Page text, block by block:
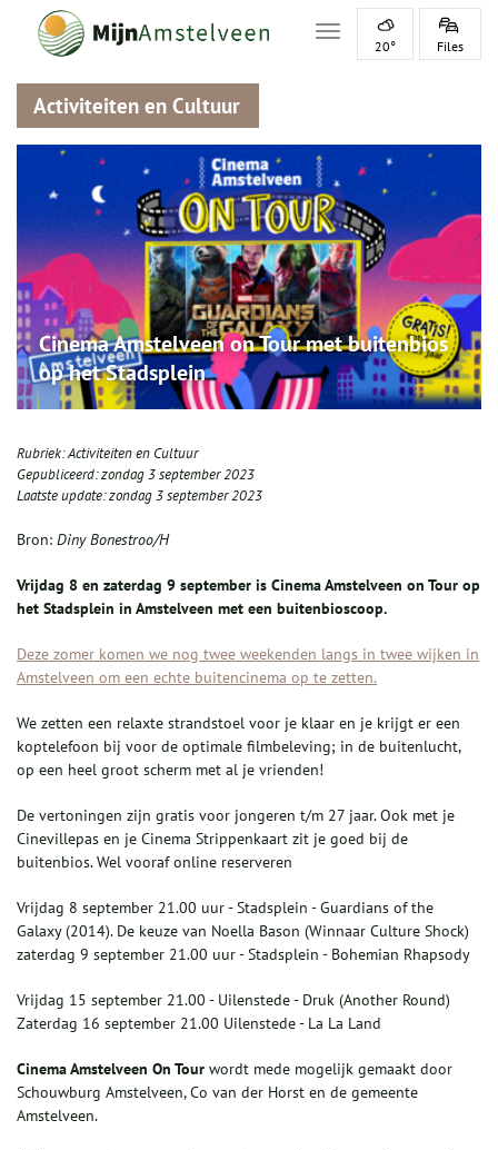
Toggle navigation
20° Files
Activiteiten en Cultuur
Cinema Amstelveen on Tour met buitenbios
op het Stadsplein
Rubriek:Activiteiten en Cultuur
Gepubliceerd:zondag 3 september 2023
Laatste update:zondag 3 september 2023
Bron: Diny Bonestroo/H
Vrijdag 8 en zaterdag 9 september is Cinema Amstelveen on Tour op
het Stadsplein in Amstelveen met een buitenbioscoop.
Deze zomer komen we nog twee weekenden langs in twee wijken in
Amstelveen om een echte buitencinema op te zetten.
We zetten een relaxte strandstoel voor je klaar en je krijgt er een
koptelefoon bij voor de optimale filmbeleving; in de buitenlucht,
op een heel groot scherm met al je vrienden!
De vertoningen zijn gratis voor jongeren t/m 27 jaar. Ook met je
Cinevillepas en je Cinema Strippenkaart zit je goed bij de
buitenbios. Wel vooraf online reserveren
Vrijdag 8 september 21.00 uur - Stadsplein - Guardians of the
Galaxy (2014). De keuze van Noella Bason (Winnaar Culture Shock)
zaterdag 9 september 21.00 uur - Stadsplein - Bohemian Rhapsody
Vrijdag 15 september 21.00 - Uilenstede - Druk (Another Round)
Zaterdag 16 september 21.00 Uilenstede - La La Land
Cinema Amstelveen On Tour wordt mede mogelijk gemaakt door
Schouwburg Amstelveen, Co van der Horst en de gemeente
Amstelveen.